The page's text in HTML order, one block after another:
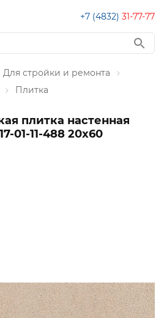
+7 (4832) 31-77-77
Для стройки и ремонта
Плитка
плитка настенная
01-11-488 20х60